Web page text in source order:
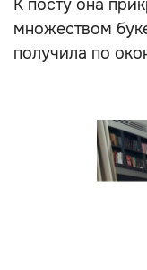
К посту она
множеством
получила по